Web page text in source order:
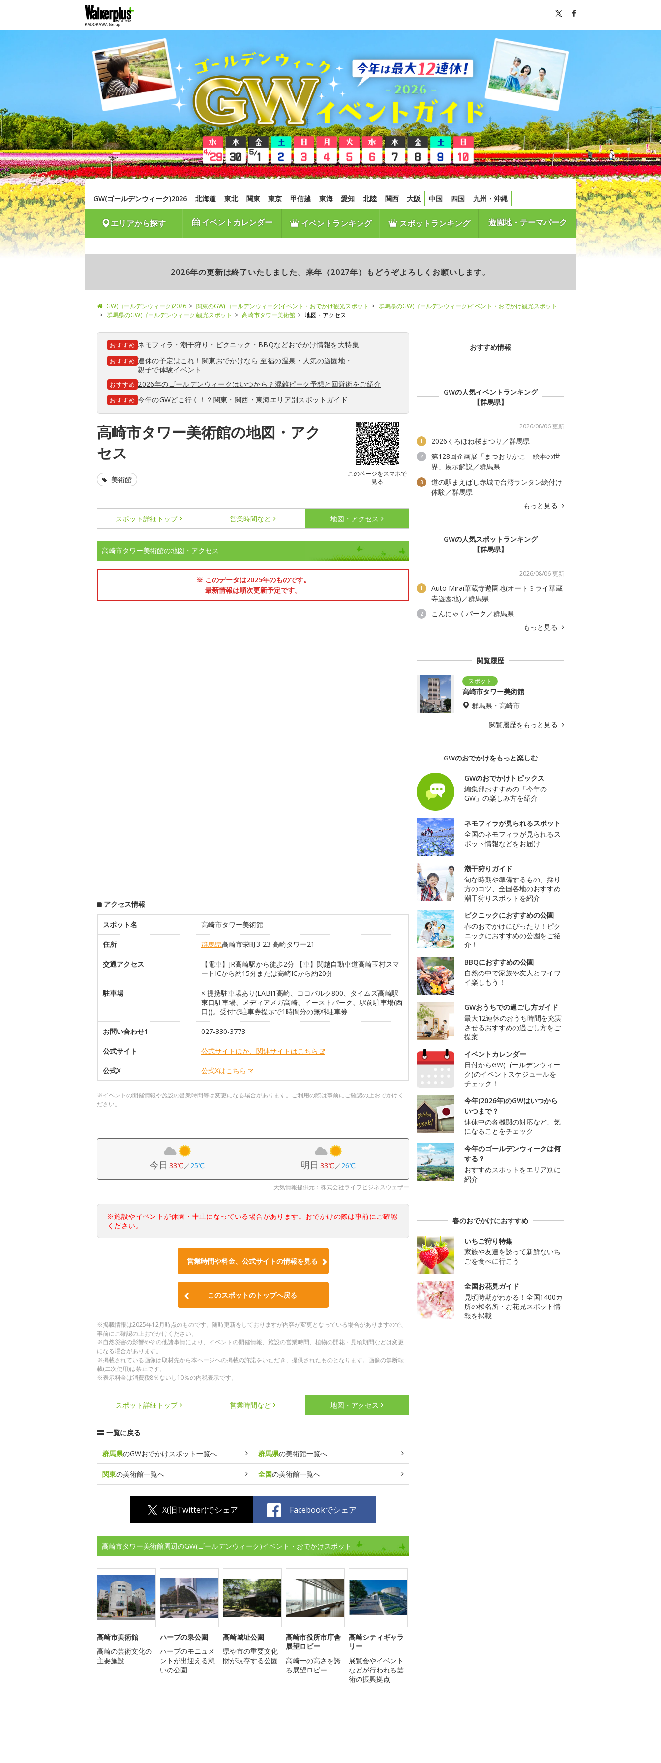
GW(ゴールデンウィーク)2026 北海道 東北 関東 東京 甲信越 東海 愛知 北陸 関西 大阪 中国 四国 九州・沖縄
エリアから探す イベントカレンダー イベントランキング スポットランキング 遊園地・テーマパーク
2026年の更新は終了いたしました。来年（2027年）もどうぞよろしくお願いします。
GW(ゴールデンウィーク)2026 関東のGW(ゴールデンウィーク)イベント・おでかけ観光スポット
群馬県のGW(ゴールデンウィーク)イベント・おでかけ観光スポット
群馬県のGW(ゴールデンウィーク)観光スポット
高崎市タワー美術館 地図・アクセス
おすすめ ネモフィラ ・ 潮干狩り ・ ピクニック ・ BBQなどおでかけ情報を大特集
おすすめ 連休の予定はこれ！関東おでかけなら至福の温泉 ・ 人気の遊園地 ・
親子で体験イベント
おすすめ 2026年のゴールデンウィークはいつから？混雑ピーク予想と回避術をご紹介
おすすめ 今年のGWどこ行く！？関東・関西・東海エリア別スポットガイド
高崎市タワー美術館の地図・アク
セス
このページをスマホで
見る
美術館
スポット詳細 トップ 営業時間など 地図・アクセス
高崎市タワー美術館の地図・アクセス
※ このデータは2025年のものです。
最新情報は順次更新予定です。
アクセス情報
スポット名 高崎市タワー美術館
住所 群馬県高崎市栄町3-23 高崎タワー21
交通アクセス
【電車】JR高崎駅から徒歩2分 【車】関越自動車道高崎玉村スマ
ートICから約15分または高崎ICから約20分
駐車場
× 提携駐車場あり(LABI1高崎、ココパルク800、タイムズ高崎駅
東口駐車場、メディアメガ高崎、イーストパーク、駅前駐車場(西
口))。受付で駐車券提示で1時間分の無料駐車券
お問い合わせ1 027-330-3773
公式サイト 公式サイトほか、関連サイトはこちら
公式X 公式Xはこちら
※イベントの開催情報や施設の営業時間等は変更になる場合があります。ご利用の際は事前にご確認の上おでかけく
ださい。
今日 33℃／25℃ 明日 33℃／26℃
天気情報提供元：株式会社ライフビジネスウェザー
※施設やイベントが休園・中止になっている場合があります。おでかけの際は事前にご確認
ください。
営業時間や料金、公式サイトの情報を見る
このスポットのトップへ戻る
※掲載情報は2025年12月時点のものです。随時更新をしておりますが内容が変更となっている場合がありますので、
事前にご確認の上おでかけください。
※自然災害の影響やその他諸事情により、イベントの開催情報、施設の営業時間、植物の開花・見頃期間などは変更
になる場合があります。
※掲載されている画像は取材先から本ページへの掲載の許諾をいただき、提供されたものとなります。画像の無断転
載(二次使用)は禁止です。
※表示料金は消費税8％ないし10％の内税表示です。
スポット詳細 トップ 営業時間など 地図・アクセス
一覧に戻る
群馬県のGWおでかけスポット一覧へ 群馬県の美術館一覧へ
関東の美術館一覧へ 全国の美術館一覧へ
X(旧Twitter)でシェア Facebookでシェア
高崎市タワー美術館周辺のGW(ゴールデンウィーク)イベント・おでかけスポット
高崎市美術館
高崎の芸術文化の
主要施設
ハープの泉公園
ハープのモニュメ
ントが出迎える憩
いの公園
高崎城址公園
県や市の重要文化
財が現存する公園
高崎市役所市庁舎
展望ロビー
高崎一の高さを誇
る展望ロビー
高崎シティギャラ
リー
展覧会やイベント
などが行われる芸
術の振興拠点
おすすめ情報
GWの人気イベントランキング
【群馬県】
2026/08/06 更新
1 2026くろほね桜まつり／群馬県
2
第128回企画展「まつおりかこ 絵本の世
界」展示解説／群馬県
3
道の駅まえばし赤城で台湾ランタン絵付け
体験／群馬県
もっと見る
GWの人気スポットランキング
【群馬県】
2026/08/06 更新
1
Auto Mirai華蔵寺遊園地(オートミライ華蔵
寺遊園地)／群馬県
2
こんにゃくパーク／群馬県
もっと見る
閲覧履歴
高崎市タワー美術館
群馬県・高崎市
閲覧履歴をもっと見る
GWのおでかけをもっと楽しむ
GWのおでかけトピックス
編集部おすすめの「今年の
GW」の楽しみ方を紹介
ネモフィラが見られるスポット
全国のネモフィラが見られるス
ポット情報などをお届け
潮干狩りガイド
旬な時期や準備するもの、採り
方のコツ、全国各地のおすすめ
潮干狩りスポットを紹介
ピクニックにおすすめの公園
春のおでかけにぴったり！ピク
ニックにおすすめの公園をご紹
介！
BBQにおすすめの公園
自然の中で家族や友人とワイワ
イ楽しもう！
GWおうちでの過ごし方ガイド
最大12連休のおうち時間を充実
させるおすすめの過ごし方をご
提案
イベントカレンダー
日付からGW(ゴールデンウィー
ク)のイベントスケジュールを
チェック！
今年(2026年)のGWはいつから
いつまで？
連休中の各機関の対応など、気
になることをチェック
今年のゴールデンウィークは何
する？
おすすめスポットをエリア別に
紹介
春のおでかけにおすすめ
いちご狩り特集
家族や友達を誘って新鮮ないち
ごを食べに行こう
全国お花見ガイド
見頃時期がわかる！全国1400カ
所の桜名所・お花見スポット情
報を掲載